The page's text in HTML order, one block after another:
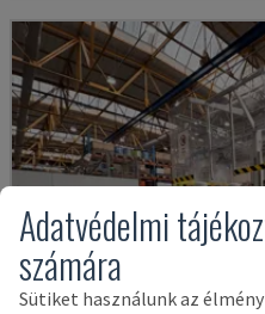
Adatvédelmi
számára
Sütiket használunk az